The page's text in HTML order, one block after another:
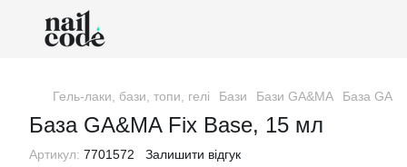
Гель-лаки, бази, топи, гелі Бази Бази GA&MA База
База GA&MA Fix Base, 15 мл
Артикул: 7701572 Залишити відгук